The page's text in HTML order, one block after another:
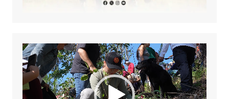
Reproductor
de
vídeo